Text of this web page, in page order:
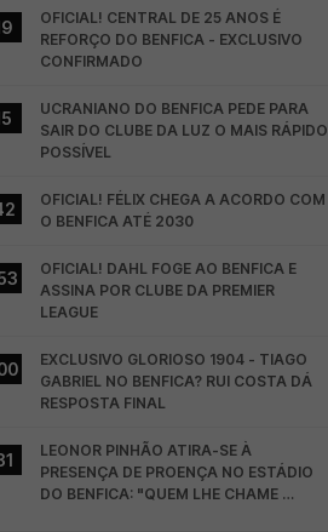
OFICIAL! CENTRAL DE 25 ANOS É
REFORÇO DO BENFICA - EXCLUSIVO
CONFIRMADO
UCRANIANO DO BENFICA PEDE PARA
SAIR DO CLUBE DA LUZ O MAIS RÁPIDO
POSSÍVEL
OFICIAL! FÉLIX CHEGA A ACORDO COM
O BENFICA ATÉ 2030
OFICIAL! DAHL FOGE AO BENFICA E
ASSINA POR CLUBE DA PREMIER
LEAGUE
EXCLUSIVO GLORIOSO 1904 - TIAGO
GABRIEL NO BENFICA? RUI COSTA DÁ
RESPOSTA FINAL
LEONOR PINHÃO ATIRA-SE À
PRESENÇA DE PROENÇA NO ESTÁDIO
DO BENFICA: "QUEM LHE CHAME